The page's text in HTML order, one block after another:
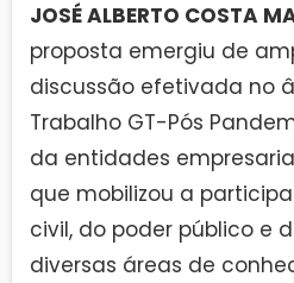
JOSÉ ALBERTO COSTA
proposta emergiu de
discussão efetivada no
Trabalho GT-Pós
da entidades
que mobilizou a
civil, do poder público e
diversas áreas de